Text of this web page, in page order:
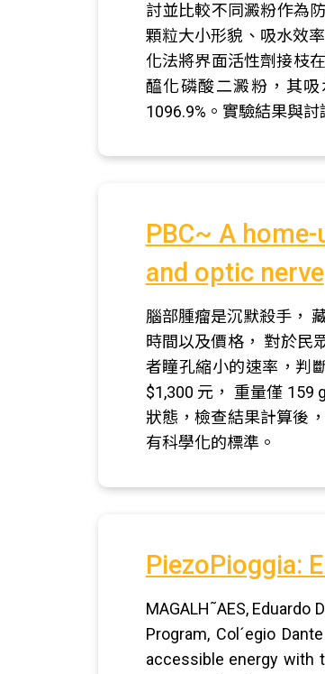
討並比較不同澱粉作為
顆粒大小形貌、吸水效
化法將界面活性劑接枝
醯化磷酸二澱粉，其吸
1096.9%。實驗結果與
PBC~ A
and optic nerve
腦部腫瘤是沉默殺手，
時間以及價格， 對於民
者瞳孔縮小的速率，判
$1,300 元， 重量僅 159
狀態，檢查結果計算後
有科學化的標準。
PiezoPioggia:
MAGALH˜AES,
Program, Col´egio
accessible energy with